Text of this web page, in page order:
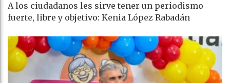
A los ciudadanos les sirve tener un periodismo
fuerte, libre y objetivo: Kenia López Rabadán